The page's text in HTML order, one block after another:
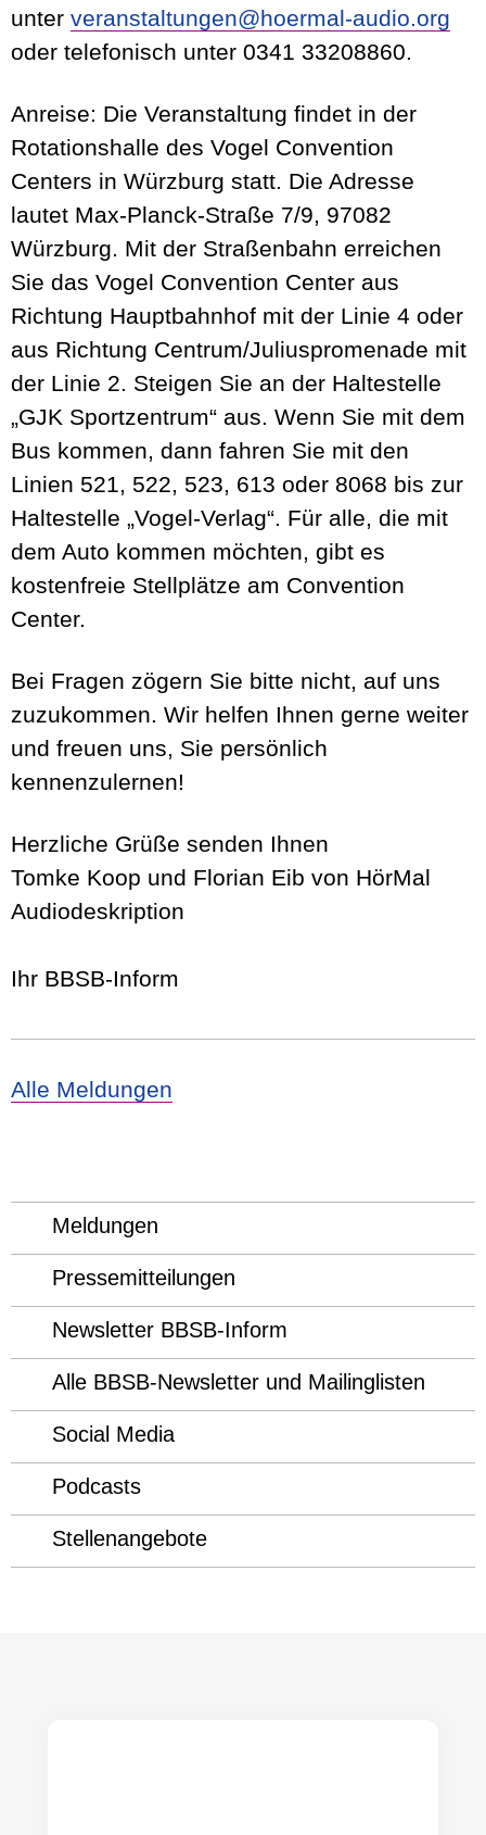
unter veranstaltungen@hoermal-audio.org
oder telefonisch unter 0341 33208860.
Anreise: Die Veranstaltung findet in der
Rotationshalle des Vogel Convention
Centers in Würzburg statt. Die Adresse
lautet Max-Planck-Straße 7/9, 97082
Würzburg. Mit der Straßenbahn erreichen
Sie das Vogel Convention Center aus
Richtung Hauptbahnhof mit der Linie 4 oder
aus Richtung Centrum/Juliuspromenade mit
der Linie 2. Steigen Sie an der Haltestelle
„GJK Sportzentrum“ aus. Wenn Sie mit dem
Bus kommen, dann fahren Sie mit den
Linien 521, 522, 523, 613 oder 8068 bis zur
Haltestelle „Vogel-Verlag“. Für alle, die mit
dem Auto kommen möchten, gibt es
kostenfreie Stellplätze am Convention
Center.
Bei Fragen zögern Sie bitte nicht, auf uns
zuzukommen. Wir helfen Ihnen gerne weiter
und freuen uns, Sie persönlich
kennenzulernen!
Herzliche Grüße senden Ihnen
Tomke Koop und Florian Eib von HörMal
Audiodeskription
Ihr BBSB-Inform
Alle Meldungen
Meldungen
Pressemitteilungen
Newsletter BBSB-Inform
Alle BBSB-Newsletter und Mailinglisten
Social Media
Podcasts
Stellenangebote